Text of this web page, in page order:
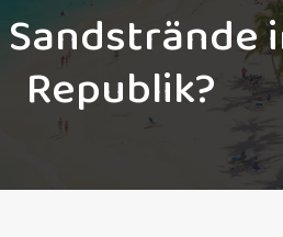
Republik?